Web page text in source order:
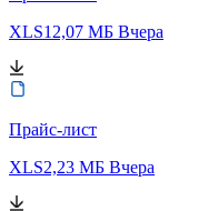
XLS12,07 МБ Вчера
Прайс-лист
XLS2,23 МБ Вчера